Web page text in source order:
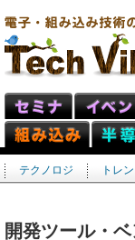
テクノロジ トレ
開発ツール・